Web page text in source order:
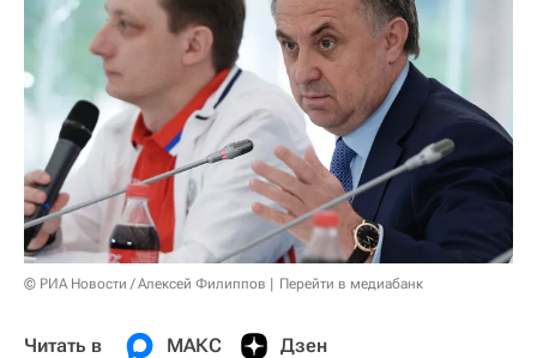
© РИА Новости / Алексей Филиппов Перейти в медиабанк
Читать в МАКС Дзен